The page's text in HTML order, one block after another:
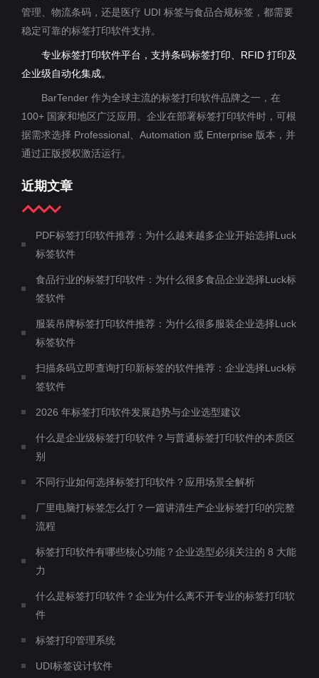
管理、物流条码，还是医疗 UDI 标签与食品合规标签，都需要
稳定可靠的标签打印软件支持。
专业标签打印软件平台，支持条码标签打印、RFID 打印及
企业级自动化集成。
BarTender 作为全球主流的标签打印软件品牌之一，在
100+ 国家和地区广泛应用。企业在部署标签打印软件时，可根
据需求选择 Professional、Automation 或 Enterprise 版本，并
通过正版授权激活运行。
近期文章
PDF标签打印软件推荐：为什么越来越多企业开始选择Luck
标签软件
食品行业的标签打印软件：为什么很多食品企业选择Luck标
签软件
服装吊牌标签打印软件推荐：为什么很多服装企业选择Luck
标签软件
扫描条码立即查询打印新标签的软件推荐：企业选择Luck标
签软件
2026 年标签打印软件发展趋势与企业选型建议
什么是企业级标签打印软件？与普通标签打印软件的本质区
别
不同行业如何选择标签打印软件？应用场景全解析
厂里电脑打标签怎么打？一篇讲清生产企业标签打印的完整
流程
标签打印软件有哪些核心功能？企业选型必须关注的 8 大能
力
什么是标签打印软件？企业为什么离不开专业的标签打印软
件
标签打印管理系统
UDI标签设计软件